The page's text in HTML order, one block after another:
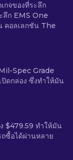
กจของที่ระลึก
ลึก EMS One
คอลเลกชัน The
Spec Grade
ดกล่อง ซึ่งทำให้มัน
$479.59 ทำให้มัน
ซื้อได้ผ่านหลาย